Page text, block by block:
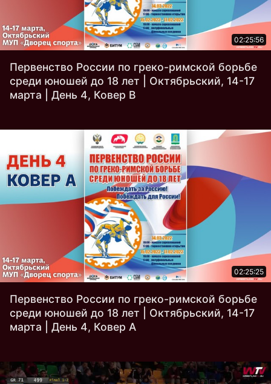
02:25:56
Первенство России по греко-римской борьбе
среди юношей до 18 лет | Октябрьский, 14-17
марта | День 4, Ковер B
02:25:25
Первенство России по греко-римской борьбе
среди юношей до 18 лет | Октябрьский, 14-17
марта | День 4, Ковер А